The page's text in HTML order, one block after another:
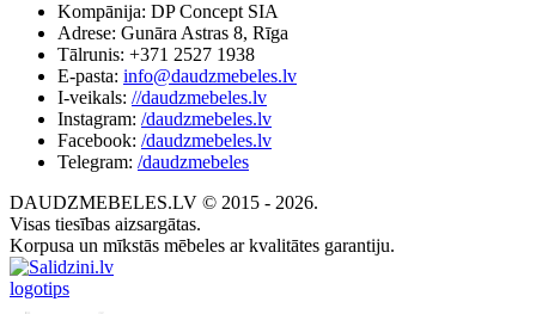
Kompānija: DP Concept SIA
Adrese: Gunāra Astras 8, Rīga
Tālrunis: +371 2527 1938
E-pasta: info@daudzmebeles.lv
I-veikals: //daudzmebeles.lv
Instagram: /daudzmebeles.lv
Facebook: /daudzmebeles.lv
Telegram: /daudzmebeles
DAUDZMEBELES.LV © 2015 - 2026.
Visas tiesības aizsargātas.
Korpusa un mīkstās mēbeles ar kvalitātes garantiju.